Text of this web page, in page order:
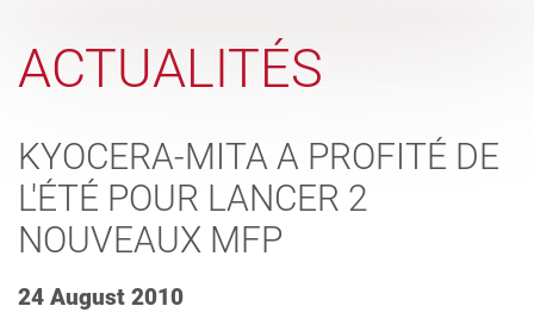
ACTUALITÉS
KYOCERA-MITA A PROFITÉ DE
L'ÉTÉ POUR LANCER 2
NOUVEAUX MFP
24 August 2010